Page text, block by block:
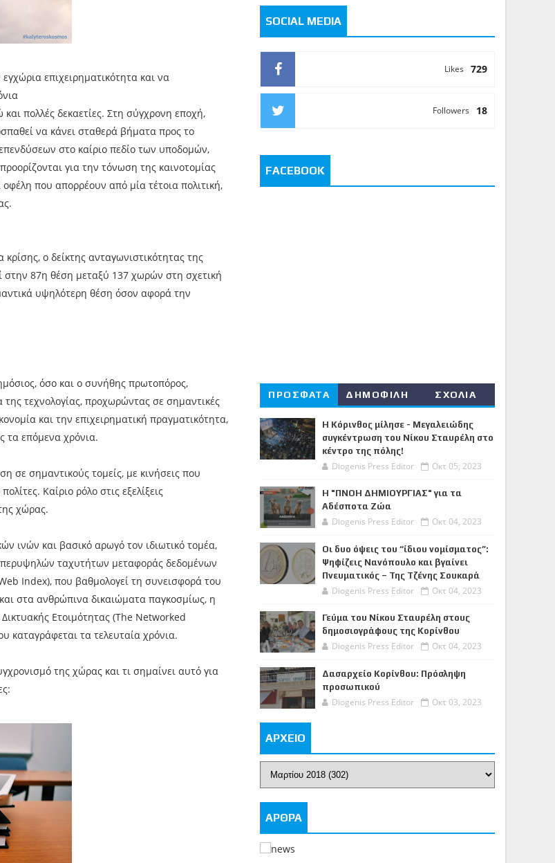
επιχειρηματικότητα και να
πολλές δεκαετίες. Στη σύγχρονη εποχή,
να κάνει σταθερά βήματα προς το
στο καίριο πεδίο των υποδομών,
για την τόνωση της καινοτομίας
που απορρέουν από μία τέτοια πολιτική,
ο δείκτης ανταγωνιστικότητας της
στην 87η θέση μεταξύ 137 χωρών στη σχετική
υψηλότερη θέση όσον αφορά την
όσο και ο συνήθης πρωτοπόρος,
τεχνολογίας, προχωρώντας σε σημαντικές
και την επιχειρηματική πραγματικότητα,
τα επόμενα χρόνια.
σε σημαντικούς τομείς, με κινήσεις που
Καίριο ρόλο στις εξελίξεις
χώρας.
ινών και βασικό αρωγό τον ιδιωτικό τομέα,
ταχυτήτων μεταφοράς δεδομένων
Index), που βαθμολογεί τη συνεισφορά του
στα ανθρώπινα δικαιώματα παγκοσμίως, η
Ετοιμότητας (The Networked
καταγράφεται τα τελευταία χρόνια.
της χώρας και τι σημαίνει αυτό για
SOCIAL MEDIA
729
Likes
18
Followers
FACEBOOK
ΠΡΟΣΦΑΤΑ ΔΗΜΟΦΙΛΗ ΣΧΟΛΙΑ
Η Κόρινθος μίλησε - Μεγαλειώδης
συγκέντρωση του Νίκου Σταυρέλη στο
κέντρο της πόλης!
Diogenis Press Editor Οκτ 05, 2023
Η "ΠΝΟΗ ΔΗΜΙΟΥΡΓΙΑΣ" για τα
Αδέσποτα Ζώα
Diogenis Press Editor Οκτ 04, 2023
Οι δυο όψεις του “ίδιου νομίσματος”:
Ψηφίζεις Νανόπουλο και βγαίνει
Πνευματικός – Της Τζένης Σουκαρά
Diogenis Press Editor Οκτ 04, 2023
Γεύμα του Νίκου Σταυρέλη στους
δημοσιογράφους της Κορίνθου
Diogenis Press Editor Οκτ 04, 2023
Δασαρχείο Κορίνθου: Πρόσληψη
προσωπικού
Diogenis Press Editor Οκτ 03, 2023
ΑΡΧΕΙΟ
ΑΡΘΡΑ